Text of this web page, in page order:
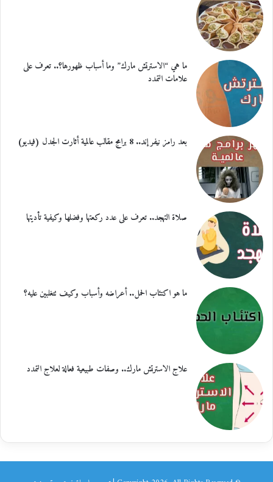
ما هي “الاسترتش مارك” وما أسباب ظهورها؟.. تعرف على
علامات التمدد
بعد رامز نيفر إند.. 8 برامج مقالب عالمية أثارت الجدل (فيديو)
صلاة التهجد.. تعرف على عدد ركعتها وفضلها وكيفية تأديتها
ما هو اكتئاب الحمل.. أعراضه وأسباب وكيف تتغلبين عليه؟
علاج الاسترتش مارك.. وصفات طبيعية فعالة لعلاج التمدد